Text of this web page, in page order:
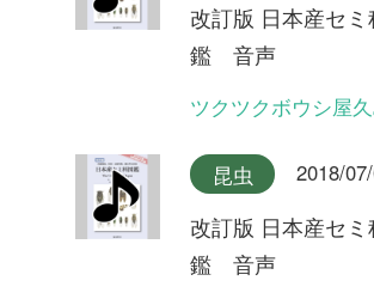
昆虫 2018/07/06
鑑 音声
イワサキヒメハルゼミ(合唱)
昆虫 2018/07/06
改訂版 日本産セミ科図